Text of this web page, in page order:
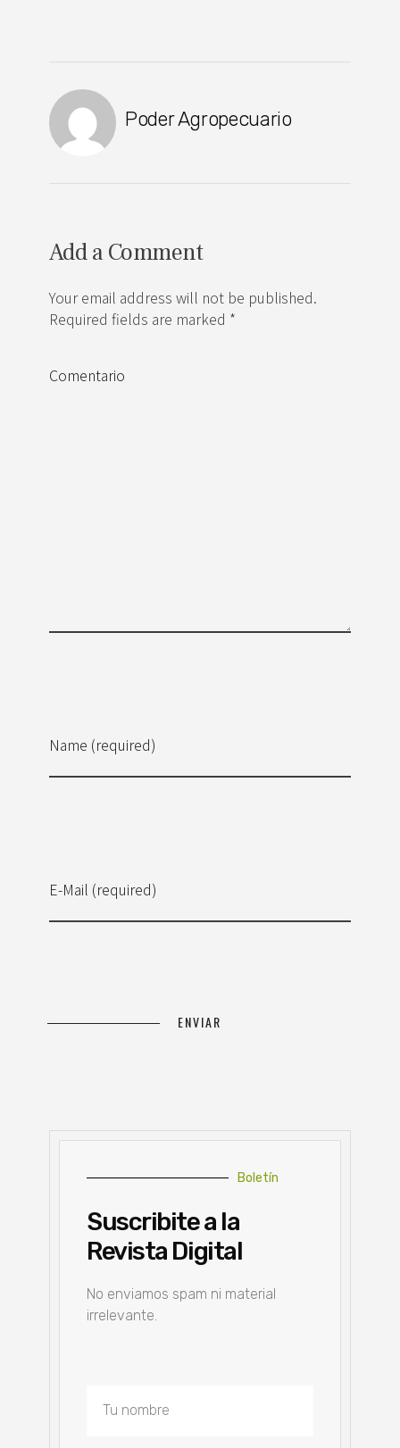
Poder Agropecuario
Add a Comment
Your email address will not be published.
Required fields are marked *
Name (required)
E-Mail (required)
Comentario
Boletín
Suscribite a la
Revista Digital
No enviamos spam ni material
irrelevante.